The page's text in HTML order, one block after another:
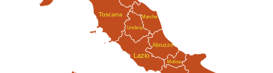
Abruzzo
Lazio
Marche
Molise
Toscana
Umbria